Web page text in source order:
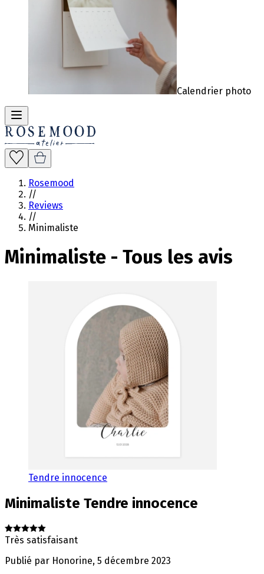
Calendrier photo
Rosemood
//
Reviews
//
Minimaliste
Minimaliste - Tous les avis
Tendre innocence
Minimaliste Tendre innocence
Très satisfaisant
Publié par Honorine, 5 décembre 2023